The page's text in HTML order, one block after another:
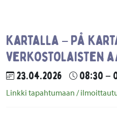
Kartalla – På
verkostolaisten
23.04.2026 08:30 –
Linkki tapahtumaan /